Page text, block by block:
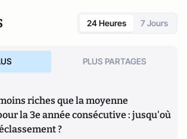
24 Heures 7 Jours
PLUS PARTAGES
riches que la moyenne
la 3e année consécutive : jusqu'où
?